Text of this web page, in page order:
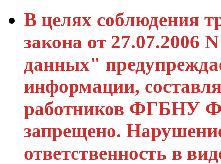
В целях соблюдения
закона от 27.07.2006
данных"
информации,
работников ФГБНУ
запрещено.
ответственность в